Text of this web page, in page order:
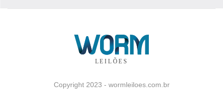
Copyright 2023 - wormleiloes.com.br